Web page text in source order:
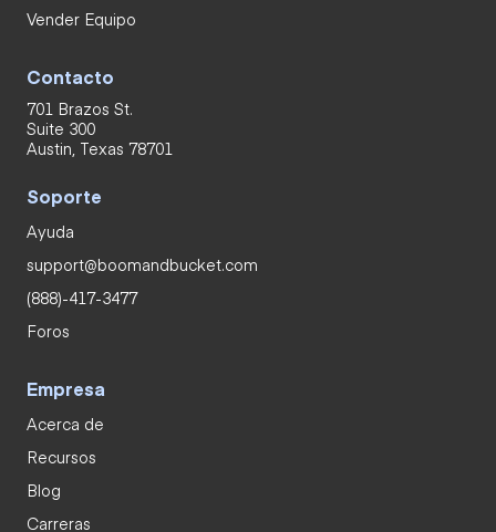
Vender Equipo
Contacto
701 Brazos St.
Suite 300
Austin, Texas 78701
Soporte
Ayuda
support@boomandbucket.com
(888)-417-3477
Foros
Empresa
Acerca de
Recursos
Blog
Carreras